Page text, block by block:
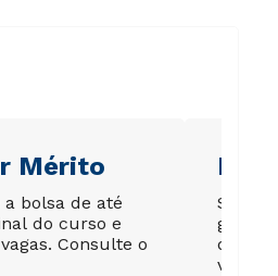
Mérito
bolsa de até
do curso e
Consulte o
Sua
de até
válida